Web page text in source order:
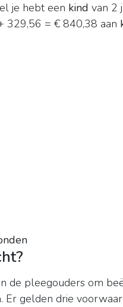
je hebt een kind van 2
329,56 = € 840,38 aan
de pleegouders om
gelden drie